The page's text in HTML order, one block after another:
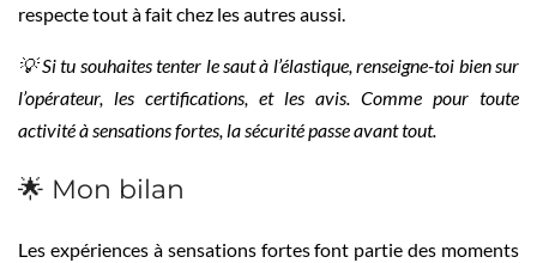
respecte tout à fait chez les autres aussi.
💡 Si tu souhaites tenter le saut à l’élastique, renseigne-toi bien sur
l’opérateur, les certifications, et les avis. Comme pour toute
activité à sensations fortes, la sécurité passe avant tout.
🌟 Mon bilan
Les expériences à sensations fortes font partie des moments